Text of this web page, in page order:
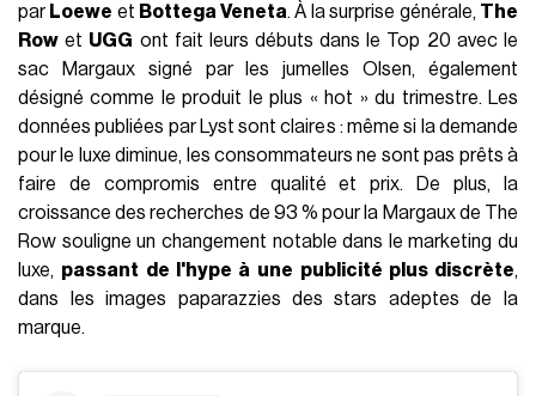
par Loewe et Bottega Veneta. À la surprise générale, The
Row et UGG ont fait leurs débuts dans le Top 20 avec le
sac Margaux signé par les jumelles Olsen, également
désigné comme le produit le plus « hot » du trimestre. Les
données publiées par Lyst sont claires : même si la demande
pour le luxe diminue, les consommateurs ne sont pas prêts à
faire de compromis entre qualité et prix. De plus, la
croissance des recherches de 93 % pour la Margaux de The
Row souligne un changement notable dans le marketing du
luxe, passant de l'hype à une publicité plus discrète,
dans les images paparazzies des stars adeptes de la
marque.